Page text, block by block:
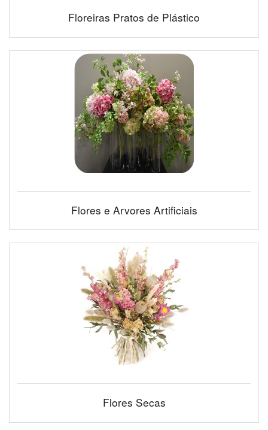
Floreiras Pratos de Plástico
Flores e Arvores Artificiais
Flores Secas